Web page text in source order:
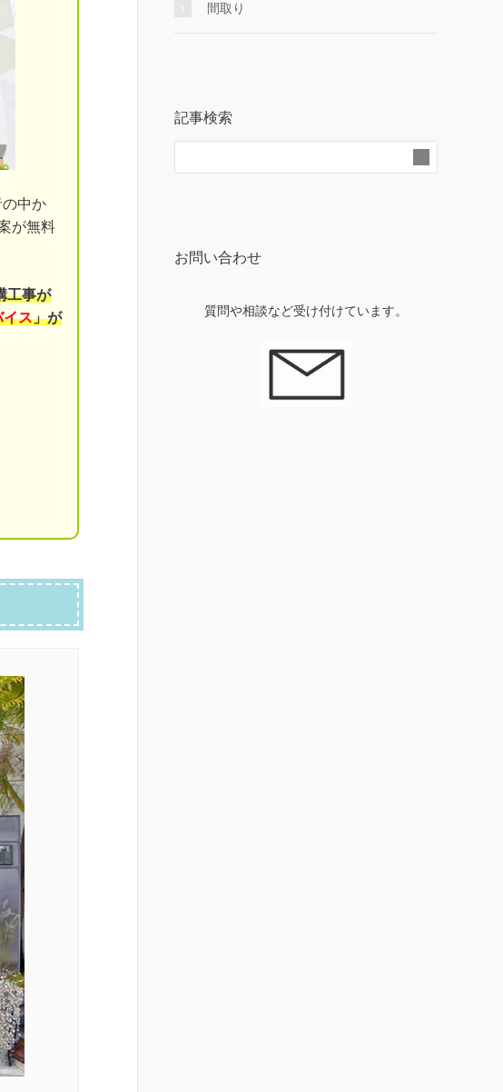
の中か
が無料
工事が
イス」が
間取り
記事検索
お問い合わせ
質問や相談など受け付けています。